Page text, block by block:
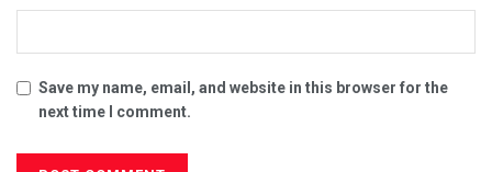
Save my name, email, and website in this browser for the
next time I comment.